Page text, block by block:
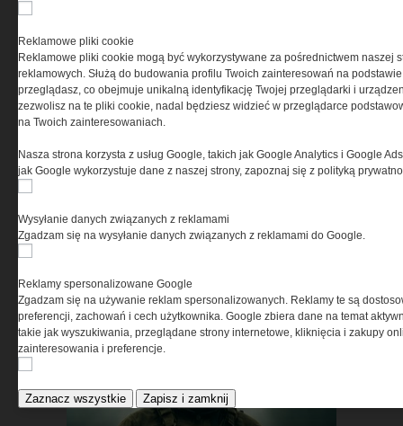
Dla tych, którzy idą dalej –
niezależnie od warunków »
profesjonaliści – sprawdź »
Reklamowe pliki cookie
Reklamowe pliki cookie mogą być wykorzystywane za pośrednictwem naszej
reklamowych. Służą do budowania profilu Twoich zainteresowań na
przeglądasz, co obejmuje unikalną identyfikację Twojej przeglądarki i
zezwolisz na te pliki cookie, nadal będziesz widzieć w przeglądarce
na Twoich zainteresowaniach.
Nasza strona korzysta z usług Google, takich jak Google Analytics i Google
jak Google wykorzystuje dane z naszej strony, zapoznaj się z polityką
Wysyłanie danych związanych z reklamami
Zgadzam się na wysyłanie danych związanych z reklamami do Google.
Reklamy spersonalizowane Google
Zgadzam się na używanie reklam spersonalizowanych. Reklamy te są
preferencji, zachowań i cech użytkownika. Google zbiera dane na temat
takie jak wyszukiwania, przeglądane strony internetowe, kliknięcia i zakupy
zainteresowania i preferencje.
Zaznacz wszystkie Zapisz i zamknij